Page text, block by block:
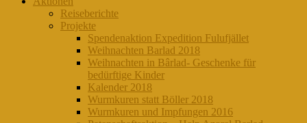
Reiseberichte
Projekte
Spendenaktion Expedition Fulufjället
Weihnachten Barlad 2018
Weihnachten in Bârlad- Geschenke für
bedürftige Kinder
Kalender 2018
Wurmkuren statt Böller 2018
Wurmkuren und Impfungen 2016